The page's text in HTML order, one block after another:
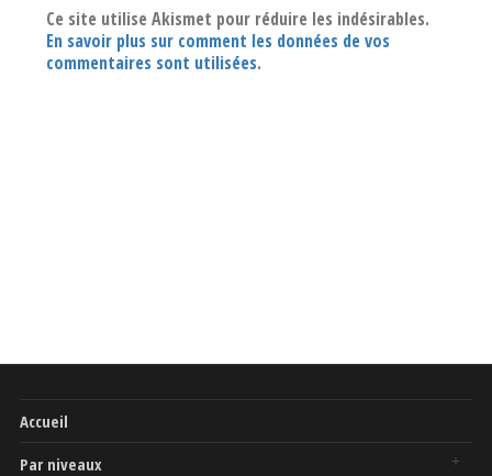
Ce site utilise Akismet pour réduire les indésirables.
En savoir plus sur comment les données de vos
commentaires sont utilisées.
Accueil
Par niveaux